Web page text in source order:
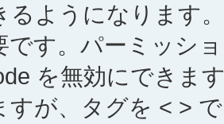
るようになります
です。パーミッシ
を無効にできま
すが、タグを < >